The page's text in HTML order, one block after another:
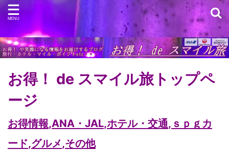
お得！ de スマイル旅トップペ
ージ
お得情報,ANA・JAL,ホテル・交通, ｓｐｇカ
ード,グルメ,その他